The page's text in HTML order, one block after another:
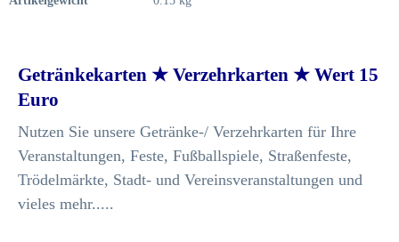
Getränkekarten ★ Verzehrkarten ★ Wert 15
Euro
Nutzen Sie unsere Getränke-/ Verzehrkarten für Ihre
Veranstaltungen, Feste, Fußballspiele, Straßenfeste,
Trödelmärkte, Stadt- und Vereinsveranstaltungen und
vieles mehr.....